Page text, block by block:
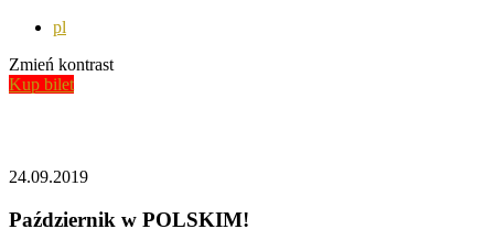
pl
Zmień kontrast
Kup bilet
24.09.2019
Październik w POLSKIM!